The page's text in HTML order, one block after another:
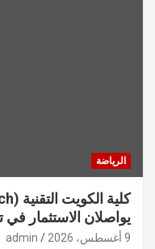
الرياضة
يواصلان الاستثمار في
9 أغسطس، 2026 admin